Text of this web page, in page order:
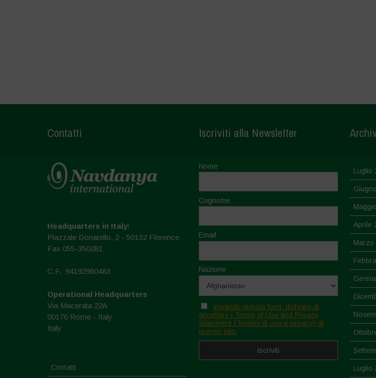
Contatti
Headquarters in Italy:
Piazzale Donatello, 2 - 50132 Florence
Fax 055-350281
C.F.: 94192980483
Operational Headquarters
Via Macerata 22A
00176 Rome - Italy
Italy
Contatti
Iscriviti alla Newsletter
Nome
Cognome
Email
Nazione
Inviando questo form, dichiaro di
accettare i Terms of Use and Privacy
Statement (Termini di uso e privacy) di
questo sito.
Luglio
Aprile
Marzo
Luglio